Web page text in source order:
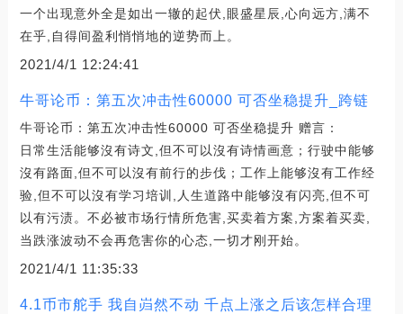
一个出现意外全是如出一辙的起伏,眼盛星辰,心向远方,满不
在乎,自得间盈利悄悄地的逆势而上。
2021/4/1 12:24:41
牛哥论币：第五次冲击性60000 可否坐稳提升_跨链
牛哥论币：第五次冲击性60000 可否坐稳提升 赠言：
日常生活能够沒有诗文,但不可以沒有诗情画意；行驶中能够
沒有路面,但不可以沒有前行的步伐；工作上能够沒有工作经
验,但不可以沒有学习培训,人生道路中能够沒有闪亮,但不可
以有污渍。不必被市场行情所危害,买卖着方案,方案着买卖,
当跌涨波动不会再危害你的心态,一切才刚开始。
2021/4/1 11:35:33
4.1币市舵手 我自岿然不动 千点上涨之后该怎样合理